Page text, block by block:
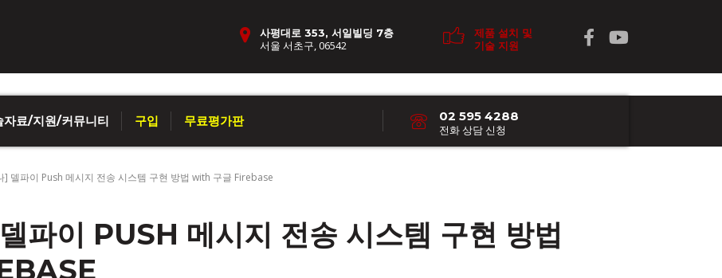
제품 설치 및
기술 지원
사평대로 353, 서일빌딩 7층
서울 서초구, 06542
자료/지원/커뮤니티 구입 무료평가판 02 595 4288
전화 상담 신청
] 델파이 Push 메시지 전송 시스템 구현 방법 with 구글 Firebase
파이 PUSH 메시지 전송 시스템 구현 방법